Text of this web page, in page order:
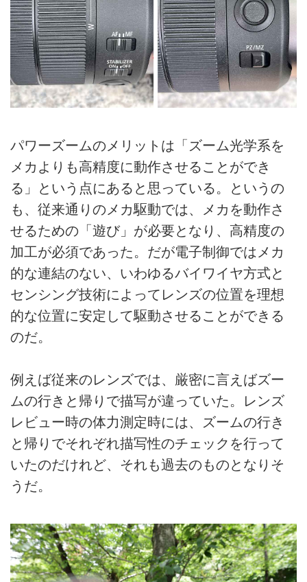
パワーズームのメリットは「ズーム光学系を
メカよりも高精度に動作させることができ
る」という点にあると思っている。というの
も、従来通りのメカ駆動では、メカを動作さ
せるための「遊び」が必要となり、高精度の
加工が必須であった。だが電子制御ではメカ
的な連結のない、いわゆるバイワイヤ方式と
センシング技術によってレンズの位置を理想
的な位置に安定して駆動させることができる
のだ。
例えば従来のレンズでは、厳密に言えばズー
ムの行きと帰りで描写が違っていた。レンズ
レビュー時の体力測定時には、ズームの行き
と帰りでそれぞれ描写性のチェックを行って
いたのだけれど、それも過去のものとなりそ
うだ。